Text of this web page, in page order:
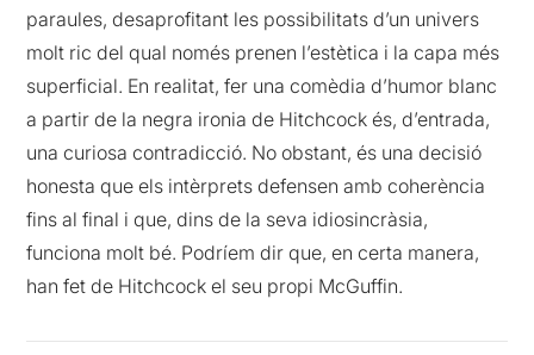
paraules, desaprofitant les possibilitats d’un univers
molt ric del qual només prenen l’estètica i la capa més
superficial. En realitat, fer una comèdia d’humor blanc
a partir de la negra ironia de Hitchcock és, d’entrada,
una curiosa contradicció. No obstant, és una decisió
honesta que els intèrprets defensen amb coherència
fins al final i que, dins de la seva idiosincràsia,
funciona molt bé. Podríem dir que, en certa manera,
han fet de Hitchcock el seu propi McGuffin.